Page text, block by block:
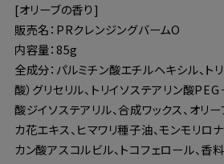
[オリーブの香り]
販売名：PRクレンジングバームO
内容量：85g
全成分：パルミチン酸エチルヘキシル、ト
酸）グリセリル、トリイソステアリン酸
酸ジイソステアリル、合成ワックス、オリ
カ花エキス、ヒマワリ種子油、モンモリロ
カン酸アスコルビル、トコフェロール、香料